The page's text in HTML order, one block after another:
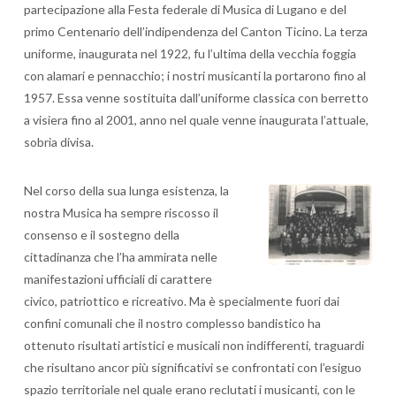
partecipazione alla Festa federale di Musica di Lugano e del
primo Centenario dell’indipendenza del Canton Ticino. La terza
uniforme, inaugurata nel 1922, fu l’ultima della vecchia foggia
con alamari e pennacchio; i nostri musicanti la portarono fino al
1957. Essa venne sostituita dall’uniforme classica con berretto
a visiera fino al 2001, anno nel quale venne inaugurata l’attuale,
sobria divisa.
Nel corso della sua lunga esistenza, la
nostra Musica ha sempre riscosso il
consenso e il sostegno della
cittadinanza che l’ha ammirata nelle
manifestazioni ufficiali di carattere
civico, patriottico e ricreativo. Ma è specialmente fuori dai
confini comunali che il nostro complesso bandistico ha
ottenuto risultati artistici e musicali non indifferenti, traguardi
che risultano ancor più significativi se confrontati con l’esiguo
spazio territoriale nel quale erano reclutati i musicanti, con le